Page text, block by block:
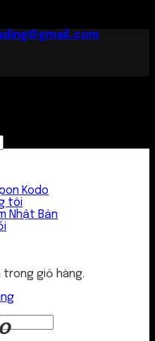
trong giỏ hàng.
Kodo
tôi
Nhật Bản